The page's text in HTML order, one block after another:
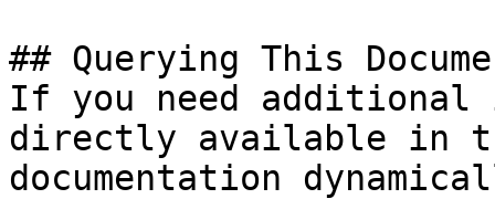
## Querying This
If you need
directly available in
documentation